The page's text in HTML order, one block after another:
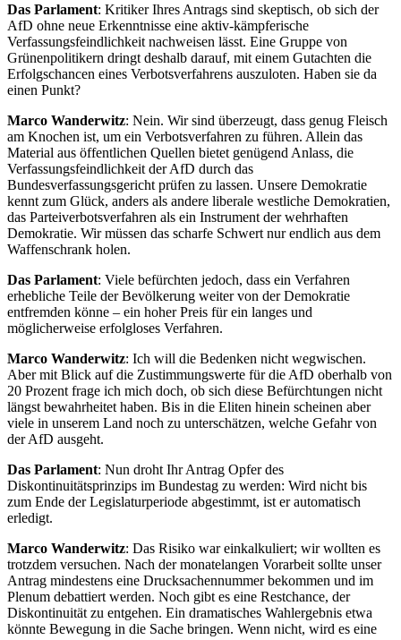
Das Parlament: Kritiker Ihres Antrags sind skeptisch, ob sich der
AfD ohne neue Erkenntnisse eine aktiv-kämpferische
Verfassungsfeindlichkeit nachweisen lässt. Eine Gruppe von
Grünenpolitikern dringt deshalb darauf, mit einem Gutachten die
Erfolgschancen eines Verbotsverfahrens auszuloten. Haben sie da
einen Punkt?
Marco Wanderwitz: Nein. Wir sind überzeugt, dass genug Fleisch
am Knochen ist, um ein Verbotsverfahren zu führen. Allein das
Material aus öffentlichen Quellen bietet genügend Anlass, die
Verfassungsfeindlichkeit der AfD durch das
Bundesverfassungsgericht prüfen zu lassen. Unsere Demokratie
kennt zum Glück, anders als andere liberale westliche Demokratien,
das Parteiverbotsverfahren als ein Instrument der wehrhaften
Demokratie. Wir müssen das scharfe Schwert nur endlich aus dem
Waffenschrank holen.
Das Parlament: Viele befürchten jedoch, dass ein Verfahren
erhebliche Teile der Bevölkerung weiter von der Demokratie
entfremden könne – ein hoher Preis für ein langes und
möglicherweise erfolgloses Verfahren.
Marco Wanderwitz: Ich will die Bedenken nicht wegwischen.
Aber mit Blick auf die Zustimmungswerte für die AfD oberhalb von
20 Prozent frage ich mich doch, ob sich diese Befürchtungen nicht
längst bewahrheitet haben. Bis in die Eliten hinein scheinen aber
viele in unserem Land noch zu unterschätzen, welche Gefahr von
der AfD ausgeht.
Das Parlament: Nun droht Ihr Antrag Opfer des
Diskontinuitätsprinzips im Bundestag zu werden: Wird nicht bis
zum Ende der Legislaturperiode abgestimmt, ist er automatisch
erledigt.
Marco Wanderwitz: Das Risiko war einkalkuliert; wir wollten es
trotzdem versuchen. Nach der monatelangen Vorarbeit sollte unser
Antrag mindestens eine Drucksachennummer bekommen und im
Plenum debattiert werden. Noch gibt es eine Restchance, der
Diskontinuität zu entgehen. Ein dramatisches Wahlergebnis etwa
könnte Bewegung in die Sache bringen. Wenn nicht, wird es eine